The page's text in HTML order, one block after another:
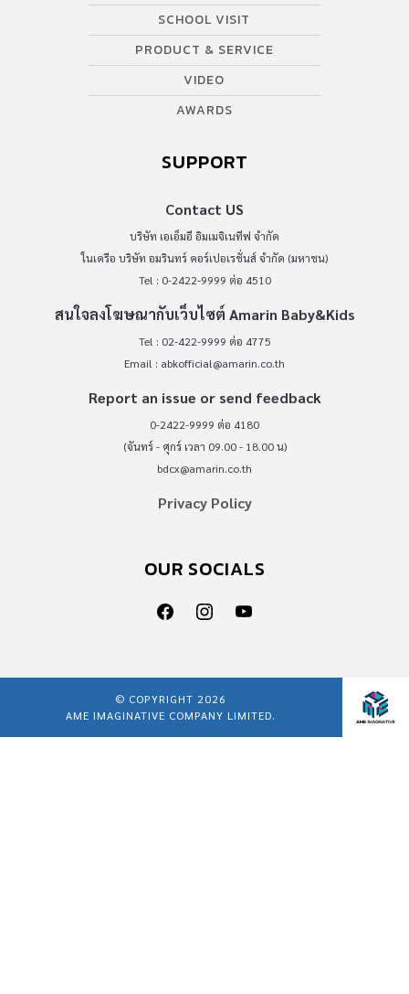
SCHOOL VISIT
PRODUCT & SERVICE
VIDEO
AWARDS
SUPPORT
Contact US
บริษัท เอเอ็มอี อิมเมจิเนทีฟ จำกัด
ในเครือ บริษัท อมรินทร์ คอร์เปอเรชั่นส์ จำกัด (มหาชน)
Tel : 0-2422-9999 ต่อ 4510
สนใจลงโฆษณากับเว็บไซต์ Amarin Baby&Kids
Tel : 02-422-9999 ต่อ 4775
Email : abkofficial@amarin.co.th
Report an issue or send feedback
0-2422-9999 ต่อ 4180
(จันทร์ - ศุกร์ เวลา 09.00 - 18.00 น)
bdcx@amarin.co.th
Privacy Policy
OUR SOCIALS
© COPYRIGHT 2026
AME IMAGINATIVE COMPANY LIMITED.